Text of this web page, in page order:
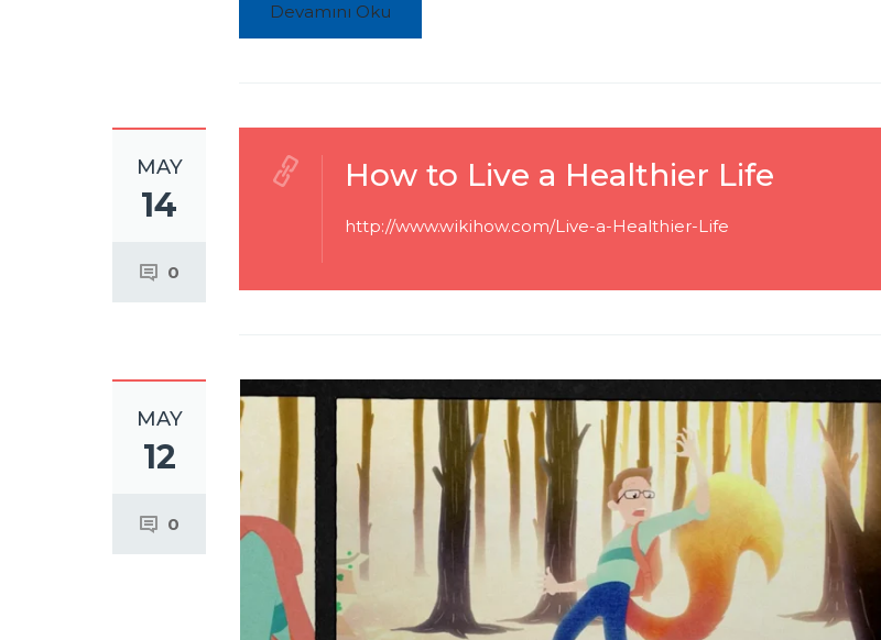
Devamını Oku
MAY
14
0
How to Live a Healthier Life
http://www.wikihow.com/Live-a-Healthier-Life
MAY
12
0